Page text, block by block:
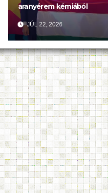
aranyérem kémiából
JÚL 22, 2026